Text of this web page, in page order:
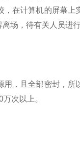
在计算机的屏幕
场，待有关人员进行
用，且全部密封，
次以上。